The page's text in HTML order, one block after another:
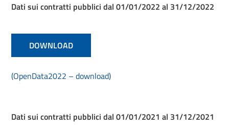
Dati sui contratti pubblici dal 01/01/2022 al 31/12/2022
DOWNLOAD
(OpenData2022 – download)
Dati sui contratti pubblici dal 01/01/2021 al 31/12/2021